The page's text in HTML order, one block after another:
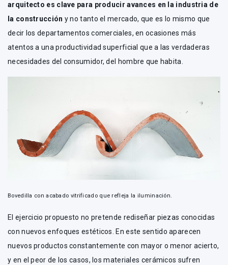
arquitecto es clave para producir avances en la industria de
la construcción y no tanto el mercado, que es lo mismo que
decir los departamentos comerciales, en ocasiones más
atentos a una productividad superficial que a las verdaderas
necesidades del consumidor, del hombre que habita.
Bovedilla con acabado vitrificado que refleja la iluminación.
El ejercicio propuesto no pretende rediseñar piezas conocidas
con nuevos enfoques estéticos. En este sentido aparecen
nuevos productos constantemente con mayor o menor acierto,
y en el peor de los casos, los materiales cerámicos sufren